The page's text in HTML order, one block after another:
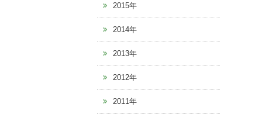
2015年
2014年
2013年
2012年
2011年